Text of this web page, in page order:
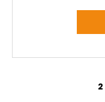
2